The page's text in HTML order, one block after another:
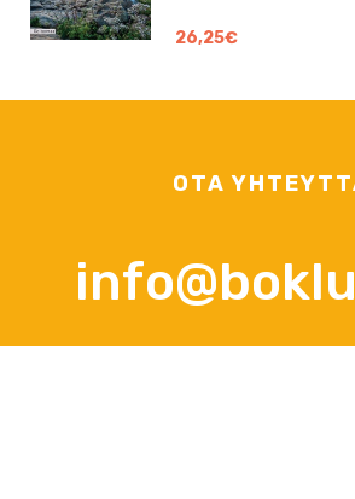
26,25€
OTA